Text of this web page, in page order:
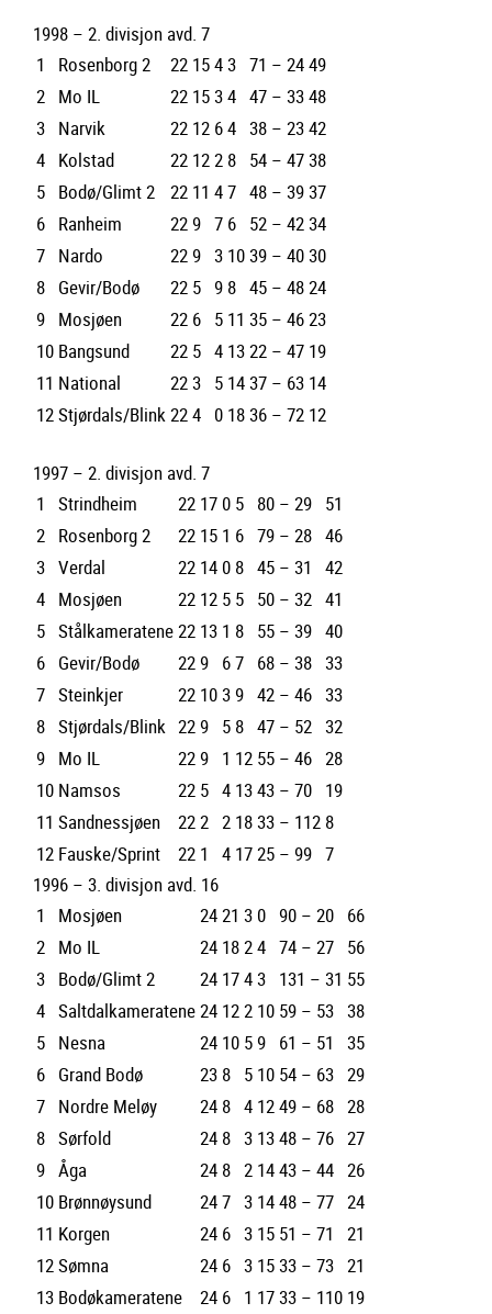
1998 – 2. divisjon avd. 7
1
Rosenborg 2 22 1543 71 – 2449
2 Mo IL 22 1534 47 – 3348
3 Narvik 22 12 64 38 – 2342
4 Kolstad 22 122 8 54 – 4738
5 Bodø/Glimt 2 22 11 47 48 – 3937
6 Ranheim 22 9 7 6 52 – 4234
7 Nardo 22 9 3 1039 – 4030
8 Gevir/Bodø 22 5 9 8 45 – 4824
9 Mosjøen 22 6 5 11 35 – 4623
10 Bangsund 22 5 4 1322 – 47 19
11 National 223 5 1437 – 63 14
12Stjørdals/Blink224 0 1836 – 72 12
1997 – 2. divisjon avd. 7
1
Strindheim 22 17 0 5 80 – 29 51
2 Rosenborg 2 22 15 1 6 79 – 28 46
3 Verdal 22 14 0 8 45 – 31
42
4 Mosjøen 22 12 5 5 50 – 32 41
5 Stålkameratene22 13 1 8 55 – 39 40
6 Gevir/Bodø 22 9 67 68 – 38 33
7 Steinkjer 22 103 9 42 – 46 33
8 Stjørdals/Blink 22 9 5 8 47 – 52 32
9 Mo IL 22 9 1 12 55 – 46 28
10 Namsos 22 5 4 1343 – 70 19
11 Sandnessjøen 222 2 1833 – 112 8
12 Fauske/Sprint 22 1 4 1725 – 99 7
1996 – 3. divisjon avd. 16
1
Mosjøen 2421 3 0 90 – 20 66
2 Mo IL 24 1824 74 – 27 56
3 Bodø/Glimt 2 24 1743 131 – 31 55
4 Saltdalkameratene24 122 10 59 – 53 38
5 Nesna 24 10 5 9 61 – 51
35
6 Grand Bodø 23 8 5 10 54 – 63 29
7 Nordre Meløy 24 8 4 1249 – 68 28
8 Sørfold 24 8 3 1348 – 76 27
9 Åga 24 8 2 1443 – 44 26
10 Brønnøysund 247 3 1448 – 77 24
11 Korgen 24 6 3 15 51 – 71
21
12Sømna 24 6 3 1533 – 73 21
13 Bodøkameratene 24 6 1 1733 – 110 19